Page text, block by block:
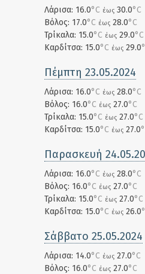
Λάρισα: 16.0°C έως 30.0°C
Βόλος: 17.0°C έως 28.0°C
Τρίκαλα: 15.0°C έως 29.0°C
Καρδίτσα: 15.0°C έως 29.0
Πέμπτη 23.05.2024
Λάρισα: 16.0°C έως 28.0°C
Βόλος: 16.0°C έως 27.0°C
Τρίκαλα: 15.0°C έως 27.0°C
Καρδίτσα: 15.0°C έως 27.0
Παρασκευή
Λάρισα: 16.0°C έως 28.0°C
Βόλος: 16.0°C έως 27.0°C
Τρίκαλα: 15.0°C έως 27.0°C
Καρδίτσα: 15.0°C έως 26.0
Σάββατο 25.05.2024
Λάρισα: 14.0°C έως 27.0°C
Βόλος: 16.0°C έως 27.0°C